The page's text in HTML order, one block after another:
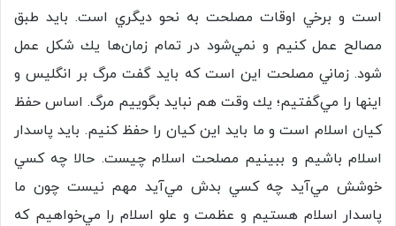
است و برخي اوقات مصلحت به نحو ديگري است. بايد طبق
مصالح عمل كنيم و نمي‌شود در تمام زمان‌ها يك شكل عمل
شود. زماني مصلحت اين است كه بايد گفت مرگ بر انگليس و
اينها را مي‌گفتيم؛ يك وقت هم نبايد بگوييم مرگ. اساس حفظ
كيان اسلام است و ما بايد اين كيان را حفظ كنيم. بايد پاسدار
اسلام باشيم و ببينيم مصلحت اسلام چيست. حالا چه كسي
خوشش مي‌آيد چه كسي بدش مي‌آيد مهم نيست چون ما
پاسدار اسلام هستيم و عظمت و علو اسلام را مي‌خواهيم كه